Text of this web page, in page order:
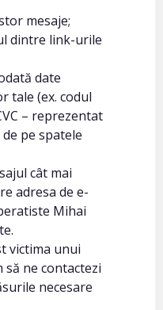
mesaje;
dintre link-urile
date
tale (ex. codul
– reprezentat
pe spatele
cât mai
adresa de e-
Mihai
victima unui
să ne contactezi
necesare